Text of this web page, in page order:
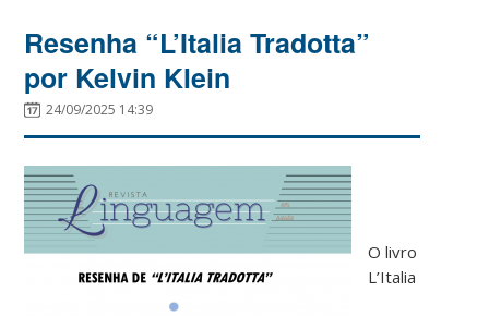
Resenha “L’Italia Tradotta”
por Kelvin Klein
24/09/2025 14:39
O livro
L’Italia